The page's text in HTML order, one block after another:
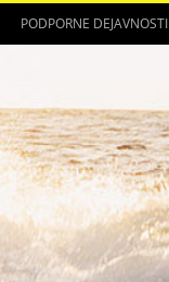
PODPORNE DEJAVNOSTI